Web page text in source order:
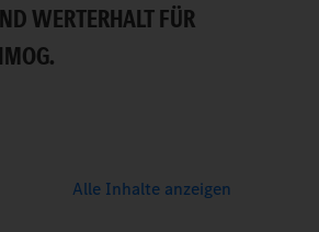
WERTERHALT FÜR
Alle Inhalte anzeigen